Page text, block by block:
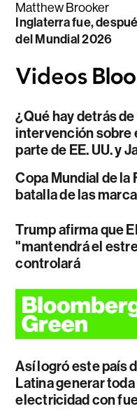
Matthew Brooker
Inglaterra fue,
del Mundial 2026
¿Qué hay detrás
intervención sobre
parte de EE. UU. y
Copa Mundial de la
batalla de las
Trump afirma que
"mantendrá el
controlará
Así logró este país
Latina generar toda
electricidad con